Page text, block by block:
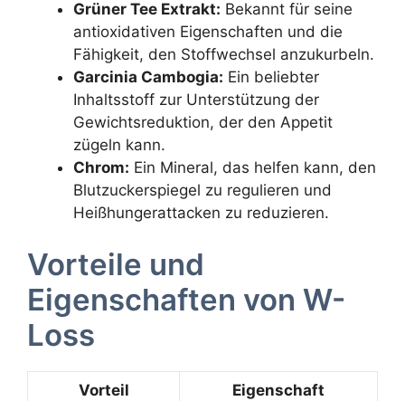
Grüner Tee Extrakt: Bekannt für seine
antioxidativen Eigenschaften und die
Fähigkeit, den Stoffwechsel anzukurbeln.
Garcinia Cambogia: Ein beliebter
Inhaltsstoff zur Unterstützung der
Gewichtsreduktion, der den Appetit
zügeln kann.
Chrom: Ein Mineral, das helfen kann, den
Blutzuckerspiegel zu regulieren und
Heißhungerattacken zu reduzieren.
Vorteile und
Eigenschaften von W-
Loss
Vorteil Eigenschaft